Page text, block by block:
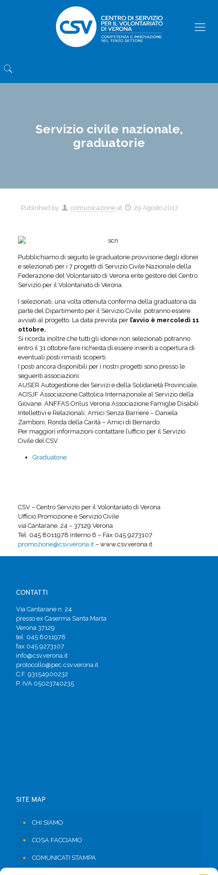
Servizio civile nazionale,
graduatorie
Published by comunicazione at 29 Agosto 2017
Pubblichiamo di seguito le graduatorie provvisorie degli idonei
e selezionati per i 7 progetti di Servizio Civile Nazionale della
Federazione del Volontariato di Verona ente gestore del Centro
Servizio per il Volontariato di Verona.
I selezionati, una volta ottenuta conferma della graduatoria da
parte del Dipartimento per il Servizio Civile, potranno essere
avviati al progetto. La data prevista perl’avvio è mercoledì 11
ottobre.
Si ricorda inoltre che tutti gli idonei non selezionati potranno
entro il 31 ottobre fare richiesta di essere inseriti a copertura di
eventuali posti rimasti scoperti.
I posti ancora disponibili per i nostri progetti sono presso le
seguenti associazioni:
AUSER Autogestione dei Servizi e della Solidarietà Provinciale,
ACISJF Associazione Cattolica Internazionale al Servizio della
Giovane, ANFFAS Onlus Verona Associazione Famiglie Disabili
Intellettivi e Relazionali, Amici Senza Barriere – Daniela
Zamboni, Ronda della Carità – Amici di Bernardo.
Per maggiori informazioni contattare l’ufficio per il Servizio
Civile del CSV.
Graduatorie
CSV – Centro Servizio per il Volontariato di Verona
Ufficio Promozione e Servizio Civile
via Cantarane, 24 – 37129 Verona
Tel. 045 8011978 interno 6 – Fax 045 9273107
promozione@csv.verona.it– www.csv.verona.it
CONTATTI
Via Cantarane n. 24
presso ex Caserma Santa Marta
Verona 37129
tel. 045 8011978
fax 045 9273107
info@csv.verona.it
protocollo@pec.csv.verona.it
C.F. 93154900232
P. IVA 05023740235
SITE MAP
CHI SIAMO
COSA FACCIAMO
COMUNICATI STAMPA